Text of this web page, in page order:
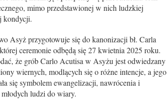
mimo przedstawionej w nich ludzkiej
kondycji.
Asyż przygotowuje się do kanonizacji bł. Carla
ceremonie odbędą się 27 kwietnia 2025 roku.
że grób Carlo Acutisa w Asyżu jest odwiedzany
wiernych, modlących się o różne intencje, a jego
się symbolem ewangelizacji, nawrócenia i
ludzi do wiary.